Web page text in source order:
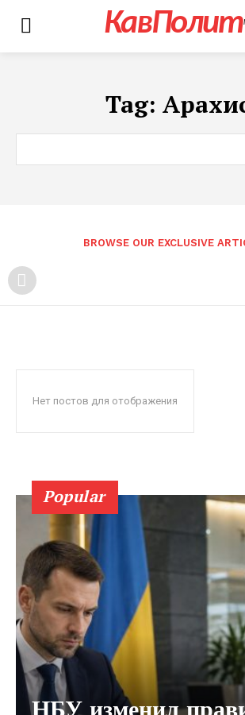
КавПолит
Tag:
BROWSE OUR EXCLUSIVE
Нет постов для отображения
Popular
НБУ изменил